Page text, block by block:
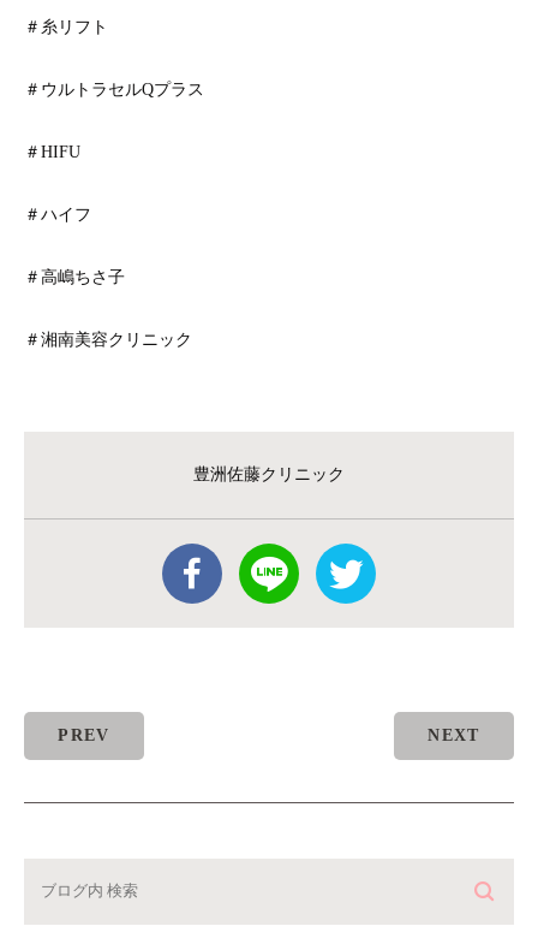
＃糸リフト
＃ウルトラセルQプラス
＃HIFU
＃ハイフ
＃高嶋ちさ子
＃湘南美容クリニック
豊洲佐藤クリニック
PREV NEXT